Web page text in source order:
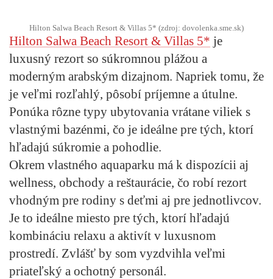
Hilton Salwa Beach Resort & Villas 5* (zdroj: dovolenka.sme.sk)
Hilton Salwa Beach Resort & Villas 5* je
luxusný rezort so súkromnou plážou a
moderným arabským dizajnom. Napriek tomu, že
je veľmi rozľahlý, pôsobí príjemne a útulne.
Ponúka rôzne typy ubytovania vrátane viliek s
vlastnými bazénmi, čo je ideálne pre tých, ktorí
hľadajú súkromie a pohodlie.
Okrem vlastného aquaparku má k dispozícii aj
wellness, obchody a reštaurácie, čo robí rezort
vhodným pre rodiny s deťmi aj pre jednotlivcov.
Je to ideálne miesto pre tých, ktorí hľadajú
kombináciu relaxu a aktivít v luxusnom
prostredí. Zvlášť by som vyzdvihla veľmi
priateľský a ochotný personál.